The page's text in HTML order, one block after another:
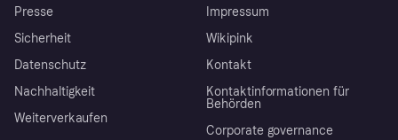
Presse
Sicherheit
Datenschutz
Nachhaltigkeit
Weiterverkaufen
Impressum
Wikipink
Kontakt
Kontaktinformationen für
Behörden
Corporate governance